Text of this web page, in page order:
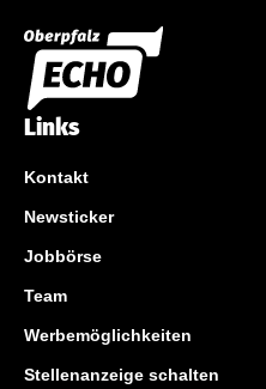
Links
Kontakt
Newsticker
Jobbörse
Team
Werbemöglichkeiten
Stellenanzeige schalten